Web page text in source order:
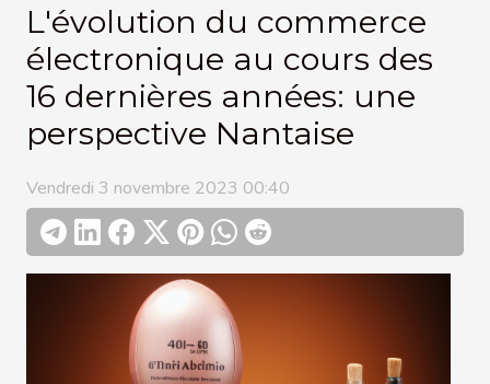
L'évolution du commerce
électronique au cours des
16 dernières années: une
perspective Nantaise
Vendredi 3 novembre 2023 00:40